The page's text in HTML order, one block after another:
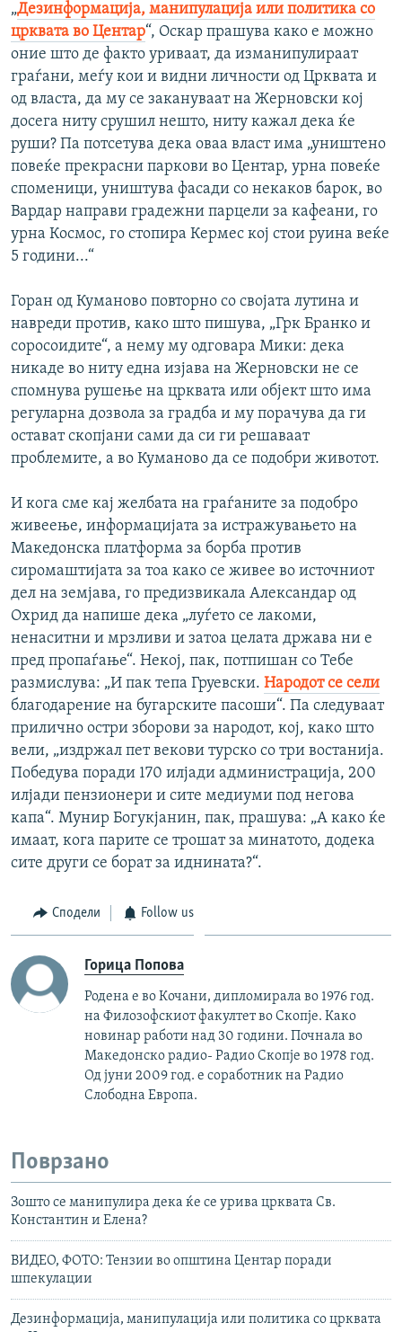
„Дезинформација, манипулација или политика со
црквата во Центар“, Оскар прашува како е можно
оние што де факто уриваат, да изманипулираат
граѓани, меѓу кои и видни личности од Црквата и
од власта, да му се закануваат на Жерновски кој
досега ниту срушил нешто, ниту кажал дека ќе
руши? Па потсетува дека оваа власт има „уништено
повеќе прекрасни паркови во Центар, урна повеќе
споменици, уништува фасади со некаков барок, во
Вардар направи градежни парцели за кафеани, го
урна Космос, го стопира Кермес кој стои руина веќе
5 години...“
Горан од Куманово повторно со својата лутина и
навреди против, како што пишува, „Грк Бранко и
соросоидите“, а нему му одговара Мики: дека
никаде во ниту една изјава на Жерновски не се
спомнува рушење на црквата или објект што има
регуларна дозвола за градба и му порачува да ги
остават скопјани сами да си ги решаваат
проблемите, а во Куманово да се подобри животот.
И кога сме кај желбата на граѓаните за подобро
живеење, информацијата за истражувањето на
Македонска платформа за борба против
сиромаштијата за тоа како се живее во источниот
дел на земјава, го предизвикала Александар од
Охрид да напише дека „луѓето се лакоми,
ненаситни и мрзливи и затоа целата држава ни е
пред пропаѓање“. Некој, пак, потпишан со Тебе
размислува: „И пак тепа Груевски. Народот се сели
благодарение на бугарските пасоши“. Па следуваат
прилично остри зборови за народот, кој, како што
вели, „издржал пет векови турско со три востанија.
Победува поради 170 илјади администрација, 200
илјади пензионери и сите медиуми под негова
капа“. Мунир Богукјанин, пак, прашува: „А како ќе
имаат, кога парите се трошат за минатото, додека
сите други се борат за иднината?“.
Сподели Follow us
Горица Попова
Родена е во Кочани, дипломирала во 1976 год.
на Филозофскиот факултет во Скопје. Како
новинар работи над 30 години. Почнала во
Македонско радио- Радио Скопје во 1978 год.
Од јуни 2009 год. е соработник на Радио
Слободна Европа.
Поврзано
Зошто се манипулира дека ќе се урива црквата Св.
Константин и Елена?
ВИДЕО, ФОТО: Тензии во општина Центар поради
шпекулации
Дезинформација, манипулација или политика со црквата